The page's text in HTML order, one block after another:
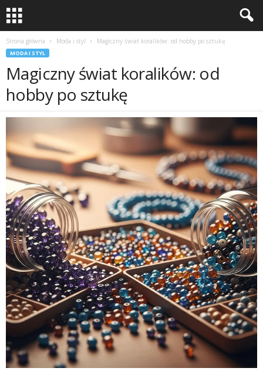
Strona główna Moda i styl Magiczny świat koralików: od hobby po sztukę
MODA I STYL
Magiczny świat koralików: od
hobby po sztukę